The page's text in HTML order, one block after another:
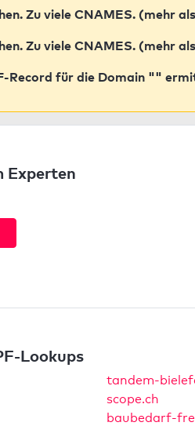
Zu viele CNAMES. (mehr
Zu viele CNAMES. (mehr
Record für die Domain ""
Experten
Lookups
tandem-
scope.ch
baubedarf-